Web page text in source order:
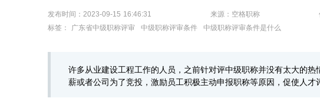
发布时间：2023-09-15 16:46:31 来源：空格职称
标签：
广东省中级职称评审 中级职称评审条件 中级职称评审条件是什么
许多从业建设工程工作的人员，之前针对评中级职称并没有太大的
薪或者公司为了竞投，激励员工积极主动申报职称等原因，促使人才